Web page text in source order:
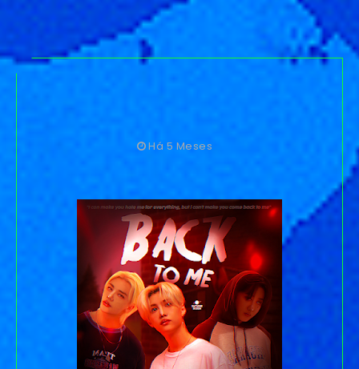
Há 5 Meses